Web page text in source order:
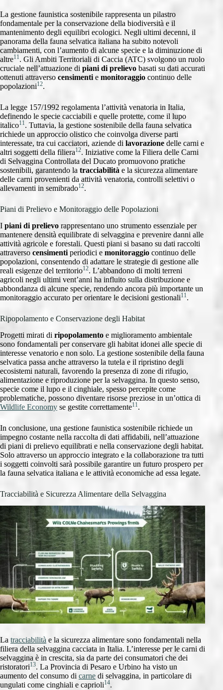
La gestione faunistica sostenibile rappresenta un pilastro
fondamentale per la conservazione della biodiversità e il
mantenimento degli equilibri ecologici. Negli ultimi decenni, il
panorama della fauna selvatica italiana ha subito notevoli
cambiamenti, con l’aumento di alcune specie e la diminuzione di
altre11. Gli Ambiti Territoriali di Caccia (ATC) svolgono un ruolo
cruciale nell’attuazione di piani di prelievo basati su dati accurati
ottenuti attraverso censimenti e monitoraggio continuo delle
popolazioni12.
La legge 157/1992 regolamenta l’attività venatoria in Italia,
definendo le specie cacciabili e quelle protette, come il lupo
italico11. Tuttavia, la gestione sostenibile della fauna selvatica
richiede un approccio olistico che coinvolga diverse parti
interessate, tra cui cacciatori, aziende di lavorazione delle carni e
altri soggetti della filiera12. Iniziative come la Filiera delle Carni
di Selvaggina Controllata del Ducato promuovono pratiche
sostenibili, garantendo la tracciabilità e la sicurezza alimentare
delle carni provenienti da attività venatoria, controlli selettivi o
allevamenti in semibrado12.
Piani di Prelievo e Monitoraggio delle Popolazioni
I piani di prelievo rappresentano uno strumento essenziale per
mantenere densità equilibrate di selvaggina e prevenire danni alle
attività agricole e forestali. Questi piani si basano su dati raccolti
attraverso censimenti periodici e monitoraggio continuo delle
popolazioni, consentendo di adattare le strategie di gestione alle
reali esigenze del territorio12. L’abbandono di molti terreni
agricoli negli ultimi vent’anni ha influito sulla distribuzione e
abbondanza di alcune specie, rendendo ancora più importante un
monitoraggio accurato per orientare le decisioni gestionali11 .
Ripopolamento e Conservazione degli Habitat
Progetti mirati di ripopolamento e miglioramento ambientale
sono fondamentali per conservare gli habitat idonei alle specie di
interesse venatorio e non solo. La gestione sostenibile della fauna
selvatica passa anche attraverso la tutela e il ripristino degli
ecosistemi naturali, favorendo la presenza di zone di rifugio,
alimentazione e riproduzione per la selvaggina. In questo senso,
specie come il lupo e il cinghiale, spesso percepite come
problematiche, possono diventare risorse preziose in un’ottica di
Wildlife Economy se gestite correttamente11 .
In conclusione, una gestione faunistica sostenibile richiede un
impegno costante nella raccolta di dati affidabili, nell’attuazione
di piani di prelievo equilibrati e nella conservazione degli habitat.
Solo attraverso un approccio integrato e la collaborazione tra tutti
i soggetti coinvolti sarà possibile garantire un futuro prospero per
la fauna selvatica italiana e le attività economiche ad essa legate.
Tracciabilità e Sicurezza Alimentare della Selvaggina
La tracciabilità e la sicurezza alimentare sono fondamentali nella
filiera della selvaggina cacciata in Italia. L’interesse per le carni di
selvaggina è in crescita, sia da parte dei consumatori che dei
ristoratori13. La Provincia di Pesaro e Urbino ha visto un
aumento del consumo di carne di selvaggina, in particolare di
ungulati come cinghiali e caprioli14.